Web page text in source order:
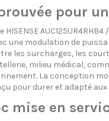
pour
une modulation de
les surcharges, les
milieu médical,
La conception
pour durer et adapté
mise en